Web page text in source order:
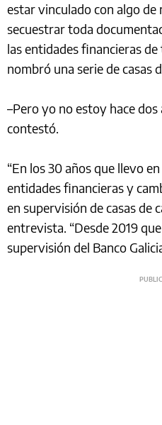
estar vinculado con algo de
secuestrar toda
las entidades financieras
nombró una serie de casas
–Pero yo no estoy hace
contestó.
“En los 30 años que llevo
entidades financieras y
en supervisión de casas de
entrevista. “Desde 2019
supervisión del Banco